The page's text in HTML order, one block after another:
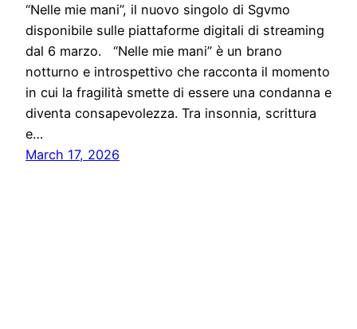
“Nelle mie mani”, il nuovo singolo di Sgvmo
disponibile sulle piattaforme digitali di streaming
dal 6 marzo. “Nelle mie mani” è un brano
notturno e introspettivo che racconta il momento
in cui la fragilità smette di essere una condanna e
diventa consapevolezza. Tra insonnia, scrittura
e…
March 17, 2026